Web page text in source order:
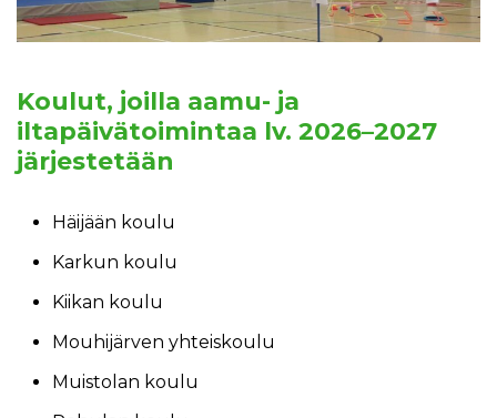
Koulut, joilla aamu- ja
iltapäivätoimintaa lv. 2026–2027
järjestetään
Häijään koulu
Karkun koulu
Kiikan koulu
Mouhijärven yhteiskoulu
Muistolan koulu